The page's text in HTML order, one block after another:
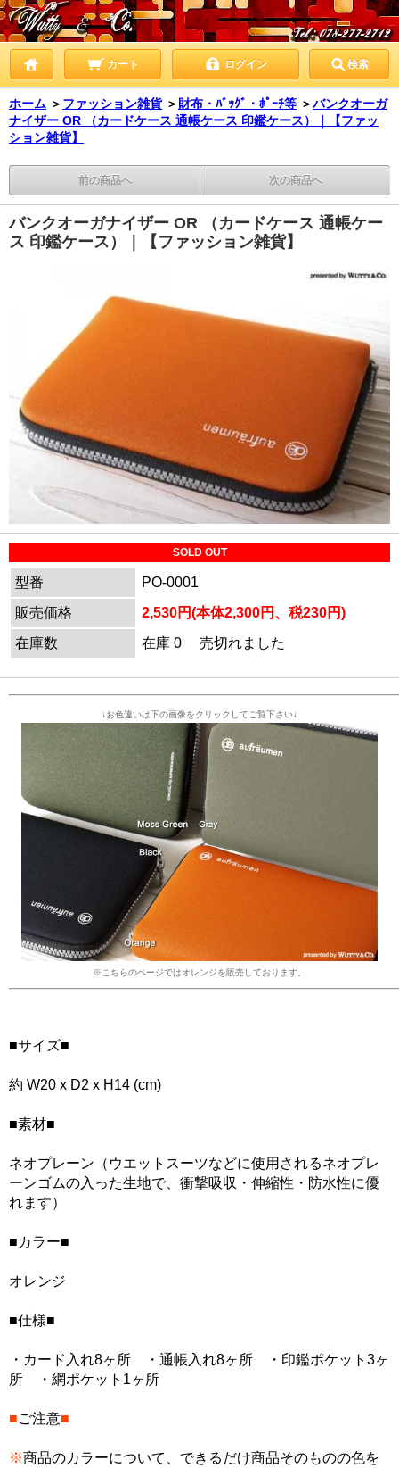
カート ログイン 検索
ホーム ＞ ファッション雑貨 ＞ 財布・ﾊﾞｯｸﾞ・ﾎﾟｰﾁ等 ＞バンクオーガ
ナイザー OR （カードケース 通帳ケース 印鑑ケース）｜【ファッ
ション雑貨】
前の商品へ 次の商品へ
バンクオーガナイザー OR （カードケース 通帳ケー
ス 印鑑ケース）｜【ファッション雑貨】
SOLD OUT
型番
PO-0001
販売価格
2,530円(本体2,300円、税230円)
在庫数
在庫 0 売切れました
↓お色違いは下の画像をクリックしてご覧下さい↓
※こちらのページではオレンジを販売しております。
■サイズ■
約 W20 x D2 x H14 (cm)
■素材■
ネオプレーン（ウエットスーツなどに使用されるネオプレ
ーンゴムの入った生地で、衝撃吸収・伸縮性・防水性に優
れます）
■カラー■
オレンジ
■仕様■
・カード入れ8ヶ所 ・通帳入れ8ヶ所 ・印鑑ポケット3ヶ
所 ・網ポケット1ヶ所
■ご注意■
※商品のカラーについて、できるだけ商品そのものの色を